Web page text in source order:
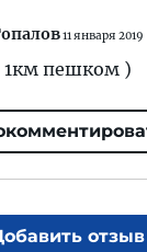
11 января 2019
1км пешком )
отзыв